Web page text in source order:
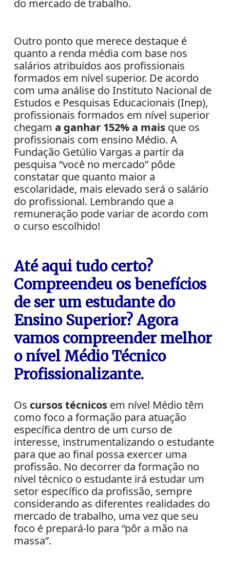
do mercado de trabalho.
Outro ponto que merece destaque é
quanto a renda média com base nos
salários atribuídos aos profissionais
formados em nível superior. De acordo
com uma análise do Instituto Nacional de
Estudos e Pesquisas Educacionais (Inep),
profissionais formados em nível superior
chegam a ganhar 152% a mais que os
profissionais com ensino Médio. A
Fundação Getúlio Vargas a partir da
pesquisa “você no mercado” pôde
constatar que quanto maior a
escolaridade, mais elevado será o salário
do profissional. Lembrando que a
remuneração pode variar de acordo com
o curso escolhido!
Até aqui tudo certo?
Compreendeu os benefícios
de ser um estudante do
Ensino Superior? Agora
vamos compreender melhor
o nível Médio Técnico
Profissionalizante.
Os cursos técnicos em nível Médio têm
como foco a formação para atuação
específica dentro de um curso de
interesse, instrumentalizando o estudante
para que ao final possa exercer uma
profissão. No decorrer da formação no
nível técnico o estudante irá estudar um
setor específico da profissão, sempre
considerando as diferentes realidades do
mercado de trabalho, uma vez que seu
foco é prepará-lo para “pôr a mão na
massa”.